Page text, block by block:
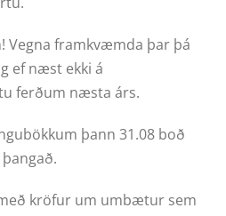
Vegna framkvæmda þar þá
ef næst ekki á
ferðum næsta árs.
þann 31.08 boð
kröfur um umbætur sem